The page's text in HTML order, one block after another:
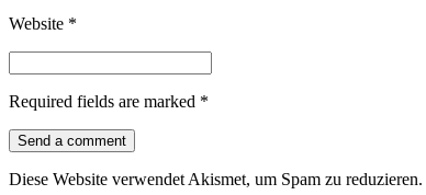
Website *
Required fields are marked *
Diese Website verwendet Akismet, um Spam zu reduzieren.